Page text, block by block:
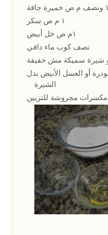
١ ونصف م ص خميرة جافة
١ م ص سكر
١م ص خل أبيض
نصف كوب ماء دافي
شيرة سميكة مش خفيفة
أو العسل الأبيض بدل
الشيرة
مكسرات مجروشة للتزيين